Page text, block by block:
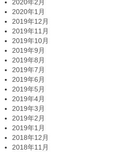
2020年2月
2020年1月
2019年12月
2019年11月
2019年10月
2019年9月
2019年8月
2019年7月
2019年6月
2019年5月
2019年4月
2019年3月
2019年2月
2019年1月
2018年12月
2018年11月